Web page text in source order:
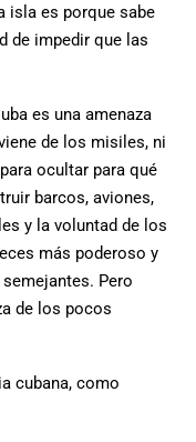
isla es porque sabe
de impedir que las
es una amenaza
de los misiles, ni
ocultar para qué
barcos, aviones,
y la voluntad de los
más poderoso y
Pero
de los pocos
cubana, como